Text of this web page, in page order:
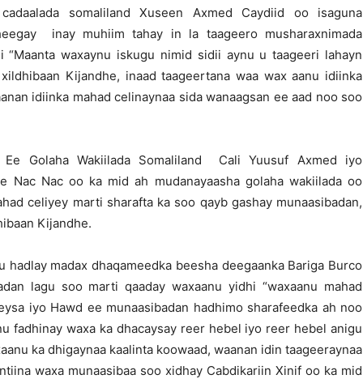
somaliland Xuseen Axmed Caydiid oo isaguna
inay muhiim tahay in la taageero musharaxnimada
“Maanta waxaynu iskugu nimid sidii aynu u taageeri lahayn
Kijandhe, inaad taageertana waa wax aanu idiinka
idiinka mahad celinaynaa sida wanaagsan ee aad noo soo
Ee Golaha Wakiilada Somaliland Cali Yuusuf Axmed iyo
Nac Nac oo ka mid ah mudanayaasha golaha wakiilada oo
celiyey marti sharafta ka soo qayb gashay munaasibadan,
Kijandhe.
hadlay madax dhaqameedka beesha deegaanka Bariga Burco
lagu soo marti qaaday waxaanu yidhi “waxaanu mahad
iyo Hawd ee munaasibadan hadhimo sharafeedka ah noo
fadhinay waxa ka dhacaysay reer hebel iyo reer hebel anigu
ka dhigaynaa kaalinta koowaad, waanan idin taageeraynaa
waxa munaasibaa soo xidhay Cabdikariin Xinif oo ka mid